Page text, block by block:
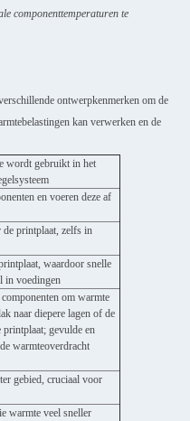
componenttemperaturen te
ontwerpkenmerken om de
kan verwerken en de
wordt gebruikt in het
en voeren deze af
printplaat, zelfs in
waardoor snelle
in voedingen
om warmte
naar diepere lagen of de
printplaat; gevulde en
warmteoverdracht
gebied, cruciaal voor
warmte veel sneller